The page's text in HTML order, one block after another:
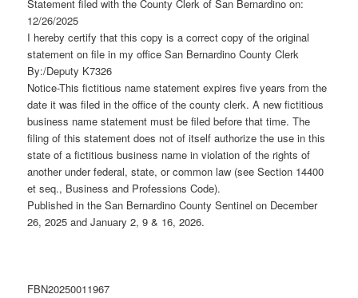
Statement filed with the County Clerk of San Bernardino on:
12/26/2025
I hereby certify that this copy is a correct copy of the original
statement on file in my office San Bernardino County Clerk
By:/Deputy K7326
Notice-This fictitious name statement expires five years from the
date it was filed in the office of the county clerk. A new fictitious
business name statement must be filed before that time. The
filing of this statement does not of itself authorize the use in this
state of a fictitious business name in violation of the rights of
another under federal, state, or common law (see Section 14400
et seq., Business and Professions Code).
Published in the San Bernardino County Sentinel on December
26, 2025 and January 2, 9 & 16, 2026.
FBN20250011967